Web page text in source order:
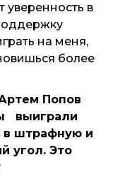
уверенность в
на меня,
более
Попов
выиграли
в штрафную и
угол. Это